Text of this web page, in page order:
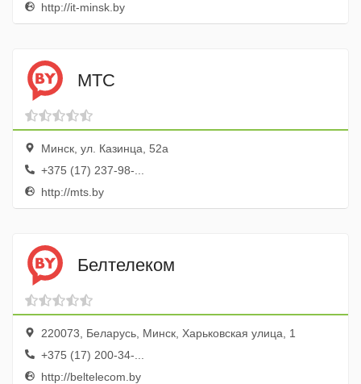
http://it-minsk.by
МТС
Минск, ул. Казинца, 52а
+375 (17) 237-98-...
http://mts.by
Белтелеком
220073, Беларусь, Минск, Харьковская улица, 1
+375 (17) 200-34-...
http://beltelecom.by